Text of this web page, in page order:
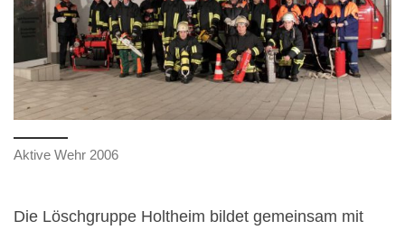
Aktive Wehr 2006
Die Löschgruppe Holtheim bildet gemeinsam mit